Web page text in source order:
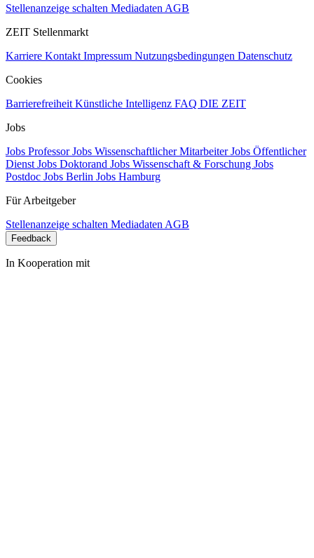
Stellenanzeige schalten MediadatenAGB
ZEIT Stellenmarkt
Karriere KontaktImpressum Nutzungsbedingungen Datenschutz
Cookies
BarrierefreiheitKünstliche Intelligenz FAQ DIE ZEIT
Jobs
Jobs ProfessorJobs Wissenschaftlicher MitarbeiterJobs Öffentlicher
DienstJobs Doktorand Jobs Wissenschaft & Forschung Jobs
Postdoc Jobs Berlin Jobs Hamburg
Für Arbeitgeber
Stellenanzeige schalten MediadatenAGB
Feedback
In Kooperation mit